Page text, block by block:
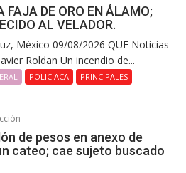
FAJA DE ORO EN ÁLAMO;
AL VELADOR.
México 09/08/2026 QUE Noticias
Roldan Un incendio de...
POLICIACA PRINCIPALES
de pesos en anexo de
cateo; cae sujeto buscado